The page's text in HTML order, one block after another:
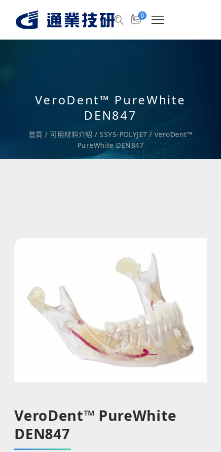
0
VeroDent™ PureWhite
DEN847
首頁/ 可用材料介紹/ SSYS-POLYJET/VeroDent™
PureWhite DEN847
VeroDent™ PureWhite
DEN847